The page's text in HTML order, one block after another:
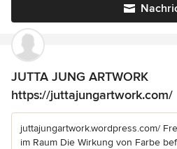
JUTTA JUNG ARTWORK
https://juttajungartwork.com/
juttajungartwork.wordpress.com/
im Raum Die Wirkung von Farbe